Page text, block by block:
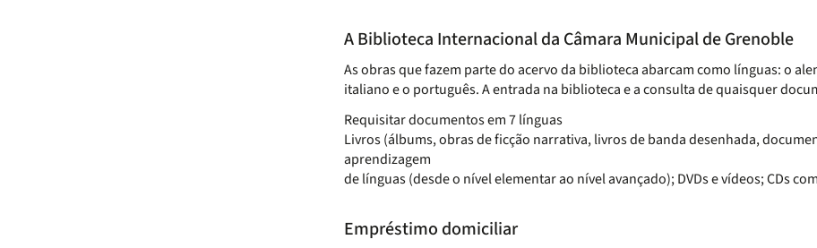
A Biblioteca Internacional da Câmara Municipal de Grenoble
As obras que fazem parte do acervo da biblioteca abarcam como línguas: o
italiano e o português. A entrada na biblioteca e a consulta de quaisquer
Requisitar documentos em 7 línguas
Livros (álbums, obras de ficção narrativa, livros de banda desenhada,
aprendizagem
de línguas (desde o nível elementar ao nível avançado); DVDs e vídeos; CDs
Empréstimo domiciliar